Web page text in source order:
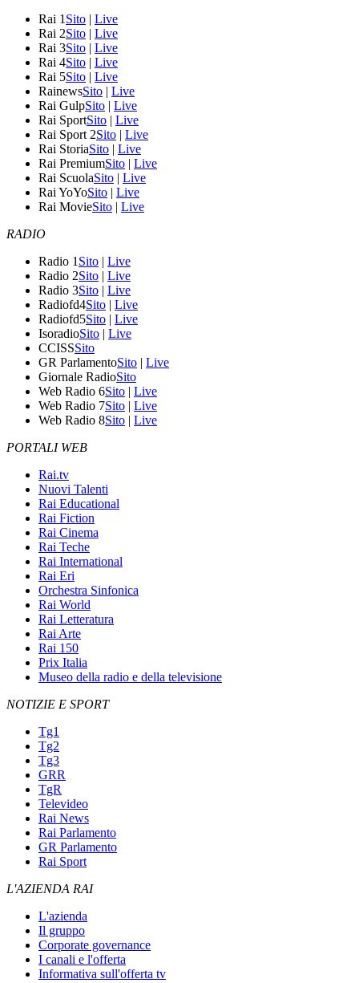
Rai 1 Sito | Live
Rai 2Sito | Live
Rai 3Sito | Live
Rai 4Sito | Live
Rai 5Sito | Live
RainewsSito | Live
Rai GulpSito | Live
Rai SportSito | Live
Rai Sport 2Sito | Live
Rai StoriaSito | Live
Rai PremiumSito | Live
Rai ScuolaSito | Live
Rai YoYoSito | Live
Rai MovieSito | Live
RADIO
Radio 1 Sito | Live
Radio 2Sito | Live
Radio 3Sito | Live
Radiofd4Sito | Live
Radiofd5Sito | Live
IsoradioSito | Live
CCISSSito
GR ParlamentoSito | Live
Giornale RadioSito
Web Radio 6Sito | Live
Web Radio 7Sito | Live
Web Radio 8Sito | Live
PORTALI WEB
Rai.tv
Nuovi Talenti
Rai Educational
Rai Fiction
Rai Cinema
Rai Teche
Rai International
Rai Eri
Orchestra Sinfonica
Rai World
Rai Letteratura
Rai Arte
Rai 150
Prix Italia
Museo della radio e della televisione
NOTIZIE E SPORT
Tg1
Tg2
Tg3
GRR
TgR
Televideo
Rai News
Rai Parlamento
GR Parlamento
Rai Sport
L'AZIENDA RAI
L'azienda
Il gruppo
Corporate governance
I canali e l'offerta
Informativa sull'offerta tv